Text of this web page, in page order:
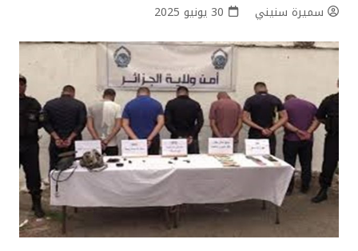
سميرة سنيني 30 يونيو 2025